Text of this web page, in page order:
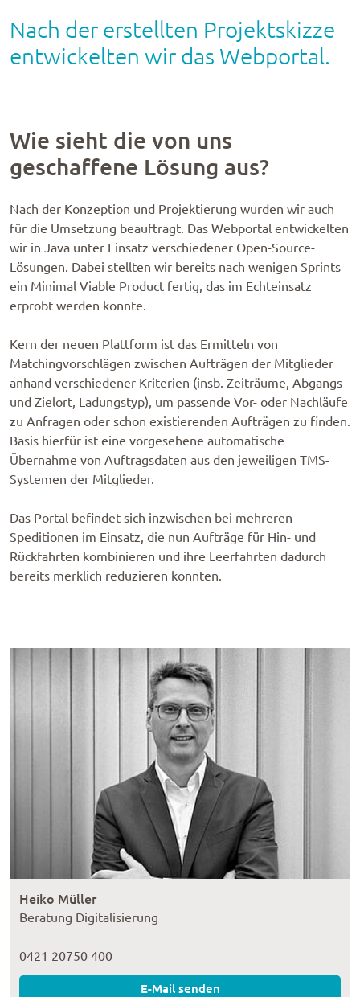
Nach der erstellten Projektskizze
entwickelten wir das Webportal.
Wie sieht die von uns
geschaffene Lösung aus?
Nach der Konzeption und Projektierung wurden wir auch
für die Umsetzung beauftragt. Das Webportal entwickelten
wir in Java unter Einsatz verschiedener Open-Source-
Lösungen. Dabei stellten wir bereits nach wenigen Sprints
ein Minimal Viable Product fertig, das im Echteinsatz
erprobt werden konnte.
Kern der neuen Plattform ist das Ermitteln von
Matchingvorschlägen zwischen Aufträgen der Mitglieder
anhand verschiedener Kriterien (insb. Zeiträume, Abgangs-
und Zielort, Ladungstyp), um passende Vor- oder Nachläufe
zu Anfragen oder schon existierenden Aufträgen zu finden.
Basis hierfür ist eine vorgesehene automatische
Übernahme von Auftragsdaten aus den jeweiligen TMS-
Systemen der Mitglieder.
Das Portal befindet sich inzwischen bei mehreren
Speditionen im Einsatz, die nun Aufträge für Hin- und
Rückfahrten kombinieren und ihre Leerfahrten dadurch
bereits merklich reduzieren konnten.
Heiko Müller
Beratung Digitalisierung
0421 20750 400
E-Mail senden